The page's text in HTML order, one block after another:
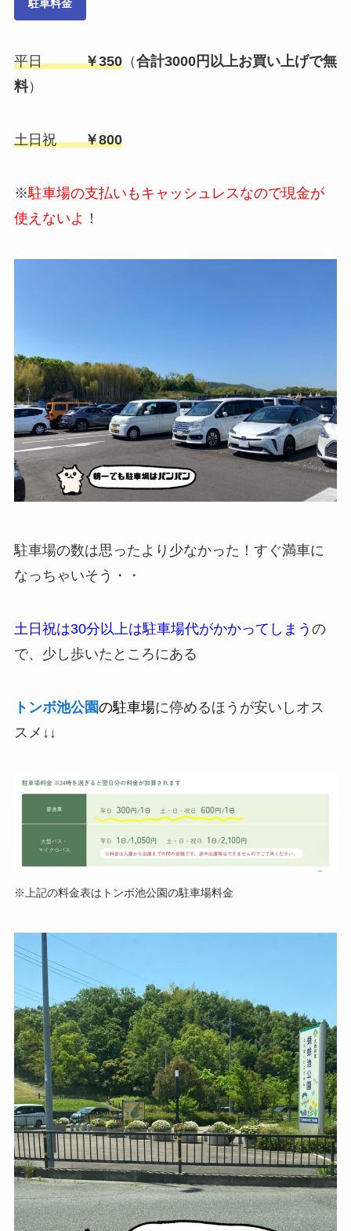
駐車料金
平日￥350（合計3000円以上お買い上げで無
料）
土日祝￥800
※駐車場の支払いもキャッシュレスなので現金が
使えないよ ！
駐車場の数は思ったより少なかった！すぐ満車に
なっちゃいそう・・
土日祝は30分以上は駐車場代がかかってしまう の
で、少し歩いたところにある
トンボ池公園の駐車場に停めるほうが安いしオス
スメ↓↓
※上記の料金表はトンボ池公園の駐車場料金